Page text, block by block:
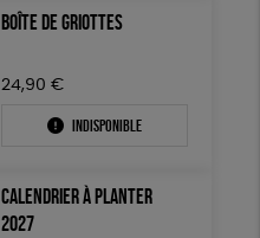
BOÎTE DE GRIOTTES
24,90 €
Indisponible
CALENDRIER À PLANTER
2027